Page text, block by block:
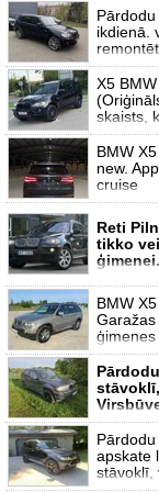
ikdienā.
X5
skaists,
BMW
new.
cruise
Reti
tikko
BMW
ģimenes
apskate
stāvoklī,